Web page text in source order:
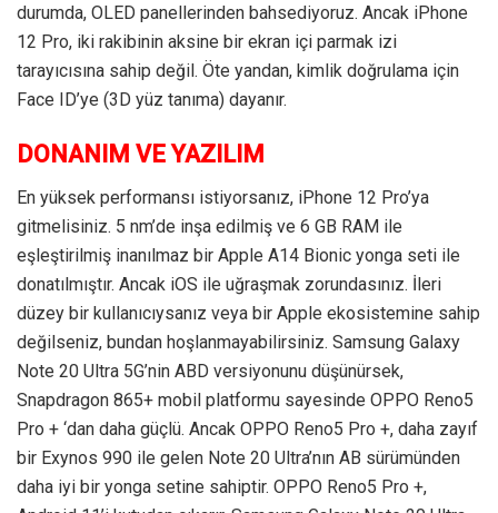
durumda, OLED panellerinden bahsediyoruz. Ancak iPhone
12 Pro, iki rakibinin aksine bir ekran içi parmak izi
tarayıcısına sahip değil. Öte yandan, kimlik doğrulama için
Face ID’ye (3D yüz tanıma) dayanır.
DONANIM VE YAZILIM
En yüksek performansı istiyorsanız, iPhone 12 Pro’ya
gitmelisiniz. 5 nm’de inşa edilmiş ve 6 GB RAM ile
eşleştirilmiş inanılmaz bir Apple A14 Bionic yonga seti ile
donatılmıştır. Ancak iOS ile uğraşmak zorundasınız. İleri
düzey bir kullanıcıysanız veya bir Apple ekosistemine sahip
değilseniz, bundan hoşlanmayabilirsiniz. Samsung Galaxy
Note 20 Ultra 5G’nin ABD versiyonunu düşünürsek,
Snapdragon 865+ mobil platformu sayesinde OPPO Reno5
Pro + ‘dan daha güçlü. Ancak OPPO Reno5 Pro +, daha zayıf
bir Exynos 990 ile gelen Note 20 Ultra’nın AB sürümünden
daha iyi bir yonga setine sahiptir. OPPO Reno5 Pro +,